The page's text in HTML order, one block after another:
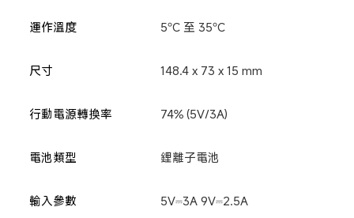
運作溫度 5°C 至 35°C
尺寸 148.4 x 73 x 15 mm
行動電源轉換率 74% (5V/3A)
電池類型 鋰離子電池
輸入參數 5V⎓3A 9V⎓2.5A